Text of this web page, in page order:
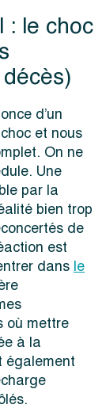
: le choc
d’un
et nous
On ne
Une
par la
bien trop
de
est
dansle
où mettre
à la
également